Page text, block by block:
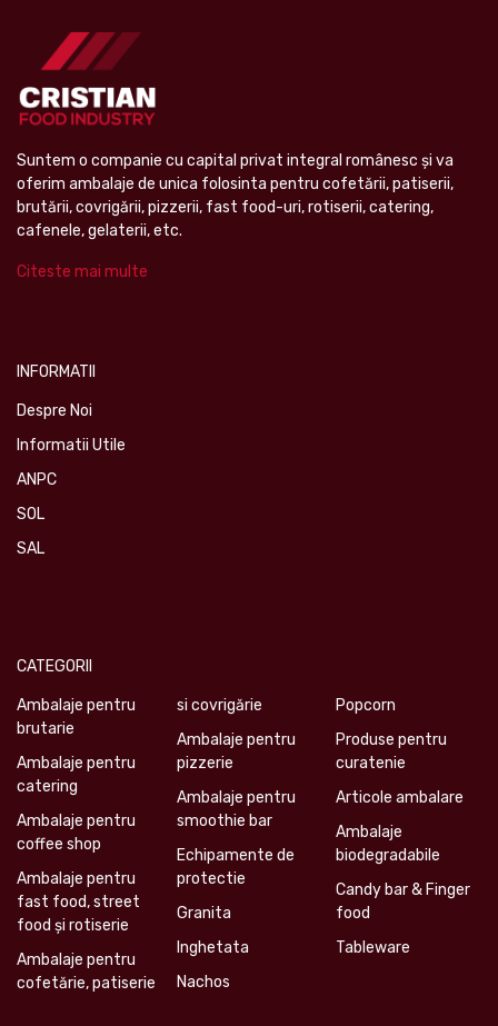
Suntem o companie cu capital privat integral românesc şi va
oferim ambalaje de unica folosinta pentru cofetării, patiserii,
brutării, covrigării, pizzerii, fast food-uri, rotiserii, catering,
cafenele, gelaterii, etc.
Citeste mai multe
INFORMATII
Despre Noi
Informatii Utile
ANPC
SOL
SAL
CATEGORII
Ambalaje pentru
brutarie
Ambalaje pentru
catering
Ambalaje pentru
coffee shop
Ambalaje pentru
fast food, street
food și rotiserie
Ambalaje pentru
cofetărie, patiserie
si covrigărie
Ambalaje pentru
pizzerie
Ambalaje pentru
smoothie bar
Echipamente de
protectie
Granita
Inghetata
Nachos
Popcorn
Produse pentru
curatenie
Articole ambalare
Ambalaje
biodegradabile
Candy bar & Finger
food
Tableware